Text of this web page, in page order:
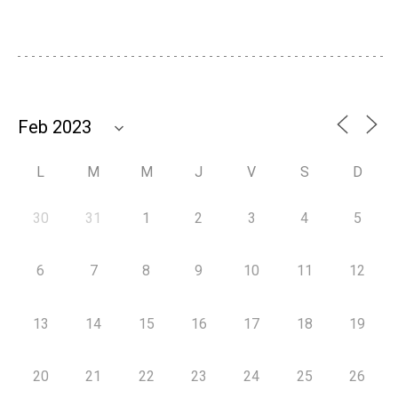
L M M J V S D
30 31 1 2 3 4 5
6 7 8 9 10 11 12
13 14 15 16 17 18 19
20 21 22 23 24 25 26